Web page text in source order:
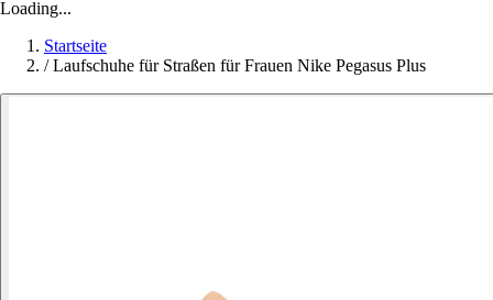
Loading...
Startseite
/ Laufschuhe für Straßen für Frauen Nike Pegasus Plus